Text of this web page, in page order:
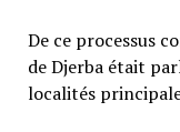
De ce processus
de Djerba était
localités